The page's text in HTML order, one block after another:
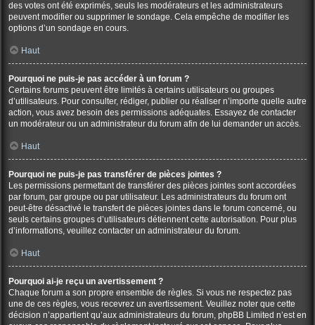
des votes ont été exprimés, seuls les modérateurs et les administrateurs
peuvent modifier ou supprimer le sondage. Cela empêche de modifier les
options d’un sondage en cours.
Haut
Pourquoi ne puis-je pas accéder à un forum ?
Certains forums peuvent être limités à certains utilisateurs ou groupes
d’utilisateurs. Pour consulter, rédiger, publier ou réaliser n’importe quelle autre
action, vous avez besoin des permissions adéquates. Essayez de contacter
un modérateur ou un administrateur du forum afin de lui demander un accès.
Haut
Pourquoi ne puis-je pas transférer de pièces jointes ?
Les permissions permettant de transférer des pièces jointes sont accordées
par forum, par groupe ou par utilisateur. Les administrateurs du forum ont
peut-être désactivé le transfert de pièces jointes dans le forum concerné, ou
seuls certains groupes d’utilisateurs détiennent cette autorisation. Pour plus
d’informations, veuillez contacter un administrateur du forum.
Haut
Pourquoi ai-je reçu un avertissement ?
Chaque forum a son propre ensemble de règles. Si vous ne respectez pas
une de ces règles, vous recevrez un avertissement. Veuillez noter que cette
décision n’appartient qu’aux administrateurs du forum, phpBB Limited n’est en